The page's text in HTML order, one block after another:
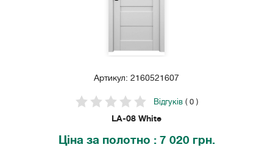
Артикул: 2160521607
Відгуків( 0 )
LA-08 White
Ціна за полотно : 7 020 грн.